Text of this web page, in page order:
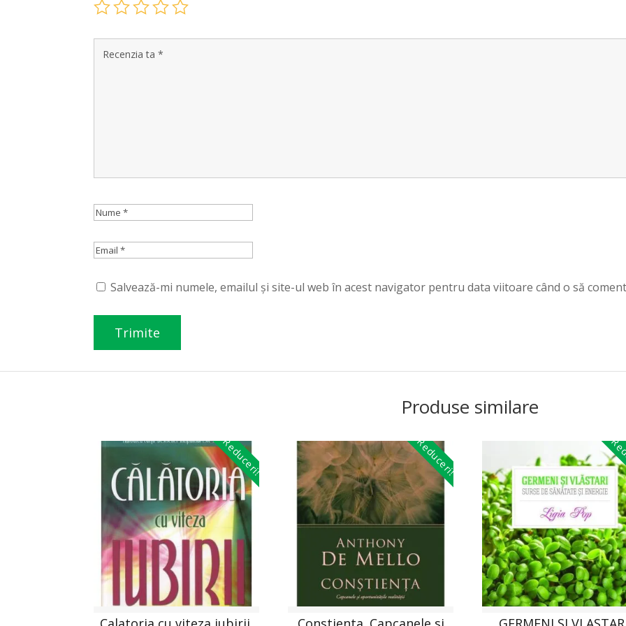
Salvează-mi numele, emailul și site-ul web în acest navigator pentru data viitoare când o să
Produse similare
Reduceri! Reduceri!